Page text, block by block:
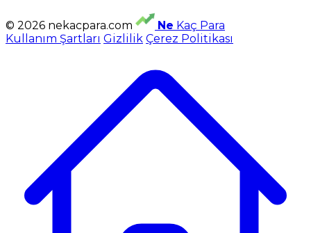
© 2026 nekacpara.com Ne Kaç Para
Kullanım Şartları Gizlilik Çerez Politikası